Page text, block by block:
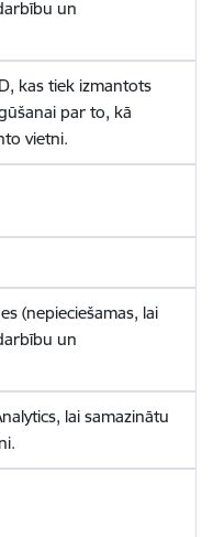
un
kas tiek izmantots
par to, kā
vietni.
(nepieciešamas, lai
un
lai samazinātu